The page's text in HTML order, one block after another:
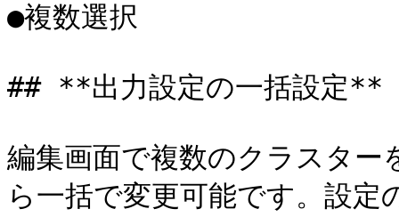
●複数選択
## **出力設定の一括設定**
編集画面で複数のクラスタ
ら一括で変更可能です。設